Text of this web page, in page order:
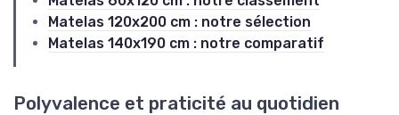
Matelas 120x200 cm : notre sélection
Matelas 140x190 cm : notre comparatif
Polyvalence et praticité au quotidien